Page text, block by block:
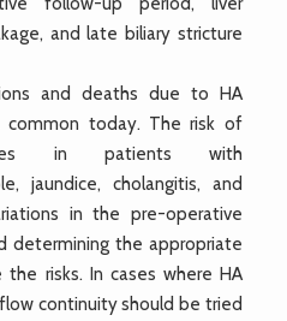
and late biliary stricture
and deaths due to HA
common today. The risk of
in patients with
jaundice, cholangitis, and
in the pre-operative
determining the appropriate
risks. In cases where HA
continuity should be tried